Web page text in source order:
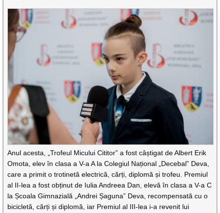
Anul acesta, „Trofeul Micului Cititor” a fost câștigat de Albert Erik
Omota, elev în clasa a V-a A la Colegiul Național „Decebal” Deva,
care a primit o trotinetă electrică, cărți, diplomă și trofeu. Premiul
al II-lea a fost obținut de Iulia Andreea Dan, elevă în clasa a V-a C
la Școala Gimnazială „Andrei Șaguna” Deva, recompensată cu o
bicicletă, cărți și diplomă, iar Premiul al III-lea i-a revenit lui